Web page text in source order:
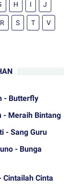
H I J
R S T V
- Butterfly
- Meraih Bintang
- Sang Guru
- Bunga
Cintailah Cinta